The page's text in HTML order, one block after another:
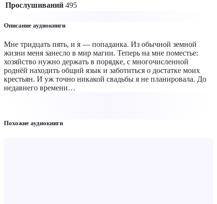
Прослушиваний 495
Описание аудиокниги
Мне тридцать пять, и я — попаданка. Из обычной земной
жизни меня занесло в мир магии. Теперь на мне поместье:
хозяйство нужно держать в порядке, с многочисленной
роднёй находить общий язык и заботиться о достатке моих
крестьян. И уж точно никакой свадьбы я не планировала. До
недавнего времени…
Похожие аудиокниги